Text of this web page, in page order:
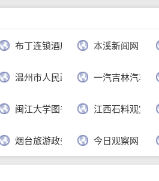
布丁连锁酒店官网 本溪新闻网
温州市人民政府 一汽吉林汽车有
闽江大学图书馆 江西石料观赏网
烟台旅游政务网 今日观察网